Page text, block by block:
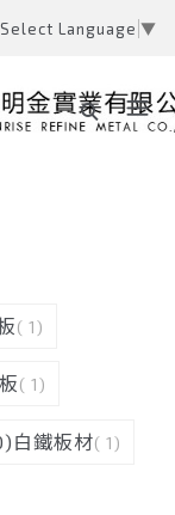
Select Language ▼
( 1)
( 1)
白鐵板材( 1)